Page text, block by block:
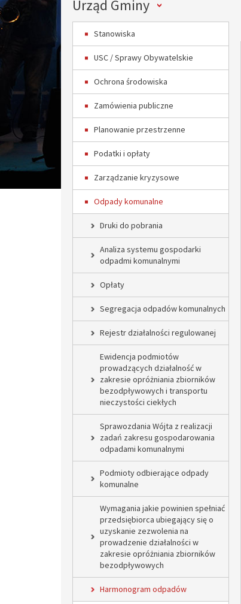
Menu
Urząd Gminy
Stanowiska
USC / Sprawy Obywatelskie
Ochrona środowiska
Zamówienia publiczne
Planowanie przestrzenne
Podatki i opłaty
Zarządzanie kryzysowe
Odpady komunalne
Druki do pobrania
Analiza systemu gospodarki
odpadmi komunalnymi
Opłaty
Segregacja odpadów komunalnych
Rejestr działalności regulowanej
Ewidencja podmiotów
prowadzących działalność w
zakresie opróżniania zbiorników
bezodpływowych i transportu
nieczystości ciekłych
Sprawozdania Wójta z realizacji
zadań zakresu gospodarowania
odpadami komunalnymi
Podmioty odbierające odpady
komunalne
Wymagania jakie powinien spełniać
przedsiębiorca ubiegający się o
uzyskanie zezwolenia na
prowadzenie działalności w
zakresie opróżniania zbiorników
bezodpływowych
Harmonogram odpadów